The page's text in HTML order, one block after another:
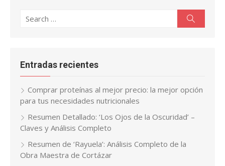
Search
Entradas recientes
Comprar proteínas al mejor precio: la mejor opción
para tus necesidades nutricionales
Resumen Detallado: ‘Los Ojos de la Oscuridad’ –
Claves y Análisis Completo
Resumen de ‘Rayuela’: Análisis Completo de la
Obra Maestra de Cortázar